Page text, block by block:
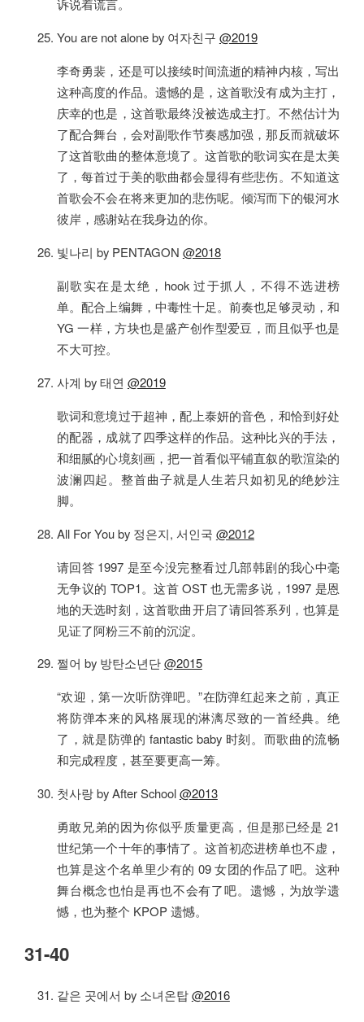
诉说着谎言。
You are not alone by 여자친구 @2019
李奇勇裴，还是可以接续时间流逝的精神内核，写出
这种高度的作品。遗憾的是，这首歌没有成为主打，
庆幸的也是，这首歌最终没被选成主打。不然估计为
了配合舞台，会对副歌作节奏感加强，那反而就破坏
了这首歌曲的整体意境了。这首歌的歌词实在是太美
了，每首过于美的歌曲都会显得有些悲伤。不知道这
首歌会不会在将来更加的悲伤呢。倾泻而下的银河水
彼岸，感谢站在我身边的你。
빛나리 by PENTAGON @2018
副歌实在是太绝，hook 过于抓人，不得不选进榜
单。配合上编舞，中毒性十足。前奏也足够灵动，和
YG 一样，方块也是盛产创作型爱豆，而且似乎也是
不大可控。
사계 by 태연 @2019
歌词和意境过于超神，配上泰妍的音色，和恰到好处
的配器，成就了四季这样的作品。这种比兴的手法，
和细腻的心境刻画，把一首看似平铺直叙的歌渲染的
波澜四起。整首曲子就是人生若只如初见的绝妙注
脚。
All For You by 정은지, 서인국 @2012
请回答 1997 是至今没完整看过几部韩剧的我心中毫
无争议的 TOP1。这首 OST 也无需多说，1997 是恩
地的天选时刻，这首歌曲开启了请回答系列，也算是
见证了阿粉三不前的沉淀。
쩔어 by 방탄소년단@2015
“欢迎，第一次听防弹吧。”在防弹红起来之前，真正
将防弹本来的风格展现的淋漓尽致的一首经典。绝
了，就是防弹的 fantastic baby 时刻。而歌曲的流畅
和完成程度，甚至要更高一筹。
첫사랑 by After School@2013
勇敢兄弟的因为你似乎质量更高，但是那已经是 21
世纪第一个十年的事情了。这首初恋进榜单也不虚，
也算是这个名单里少有的 09 女团的作品了吧。这种
舞台概念也怕是再也不会有了吧。遗憾，为放学遗
憾，也为整个 KPOP 遗憾。
31-40
같은 곳에서 by 소녀온탑@2016